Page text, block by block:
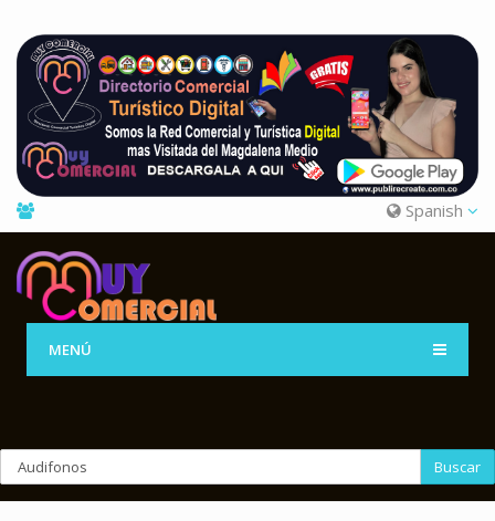
Spanish
MENÚ
Buscar